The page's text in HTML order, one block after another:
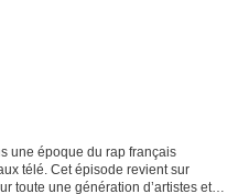
une époque du rap français
télé. Cet épisode revient sur
toute une génération d’artistes et